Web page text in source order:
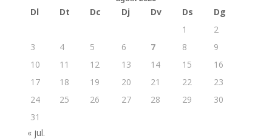
Dl Dt Dc Dj Dv Ds
Dg
1
2
3
4 5 6 7 8
9
10
11 12 13 14 15
16
17
18 19 20 21 22
23
24
25 26 27 28 29
30
31
« jul.